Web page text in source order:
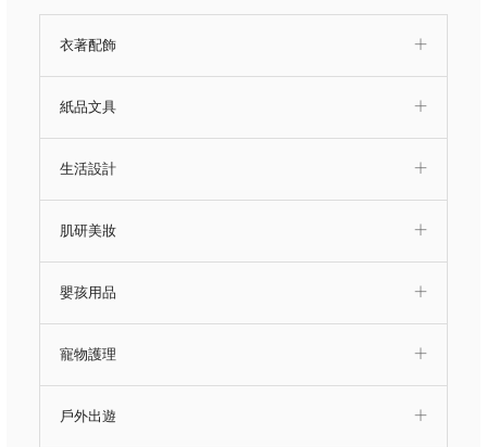
衣著配飾
紙品文具
生活設計
肌研美妝
嬰孩用品
寵物護理
戶外出遊